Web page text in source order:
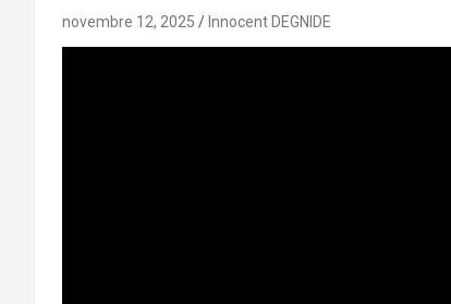
novembre 12, 2025 Innocent DEGNIDE